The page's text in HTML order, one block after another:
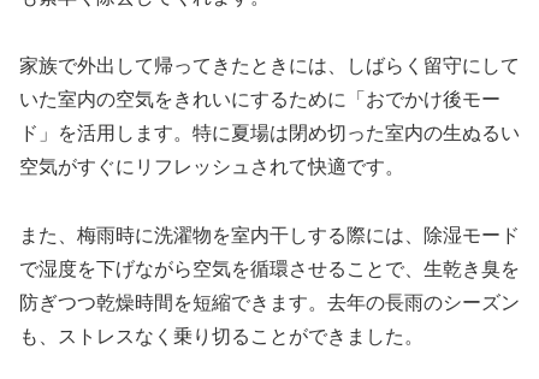
家族で外出して帰ってきたときには、しばらく留守にして
いた室内の空気をきれいにするために「おでかけ後モー
ド」を活用します。特に夏場は閉め切った室内の生ぬるい
空気がすぐにリフレッシュされて快適です。
また、梅雨時に洗濯物を室内干しする際には、除湿モード
で湿度を下げながら空気を循環させることで、生乾き臭を
防ぎつつ乾燥時間を短縮できます。去年の長雨のシーズン
も、ストレスなく乗り切ることができました。